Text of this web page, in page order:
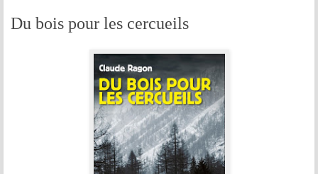
Du bois pour les cercueils